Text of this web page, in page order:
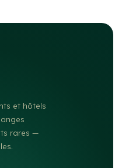
et hôtels
rares —